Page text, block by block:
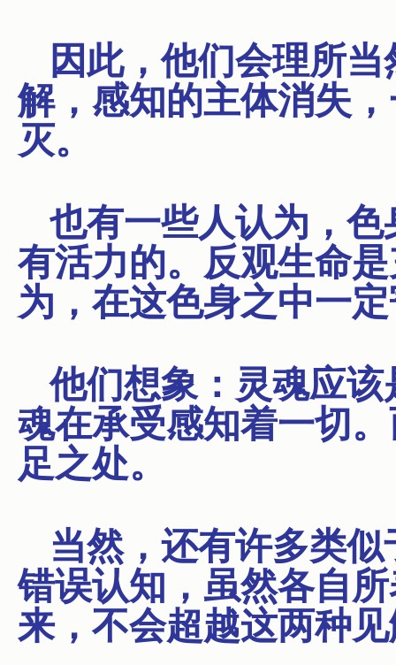
因此，他们会理所
解，感知的主体消失
灭。
也有一些人认为，
有活力的。反观生命
为，在这色身之中一
他们想象：灵魂应
魂在承受感知着一切
足之处。
当然，还有许多类
错误认知，虽然各自
来，不会超越这两种